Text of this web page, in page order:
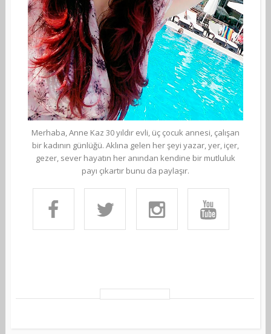
Merhaba, Anne Kaz 30 yıldır evli, üç çocuk annesi, çalışan
bir kadının günlüğü. Aklına gelen her şeyi yazar, yer, içer,
gezer, sever hayatın her anından kendine bir mutluluk
payı çıkartır bunu da paylaşır.